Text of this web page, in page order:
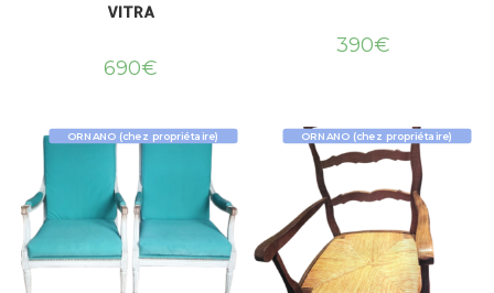
VITRA
690€
390€
ORNANO (chez propriétaire) ORNANO (chez propriétaire)